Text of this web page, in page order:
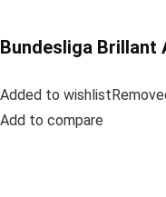
Bundesliga Brillant
Added to
Add to compare